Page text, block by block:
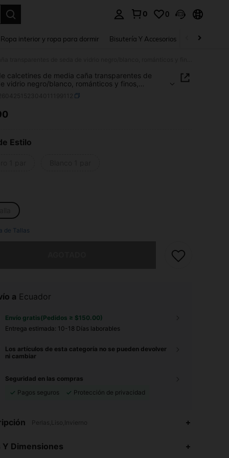
0 0
Ropa interior y ropa para dormir Bisutería Y Accesorios Zapatos
calcetines de media caña transparentes de
vidrio negro/blanco, románticos y finos,
para primavera/verano
AND AVAILABILITY
Estilo
de Tallas
a Ecuador
Envío gratis(Pedidos ≥ $150.00)
Entrega estimada: 10-18 Días laborables
Los artículos de esta categoría no se pueden devolver
ni cambiar
Seguridad en las compras
Pagos seguros
Protección de privacidad
Perlas,Liso,Invierno
Y Dimensiones